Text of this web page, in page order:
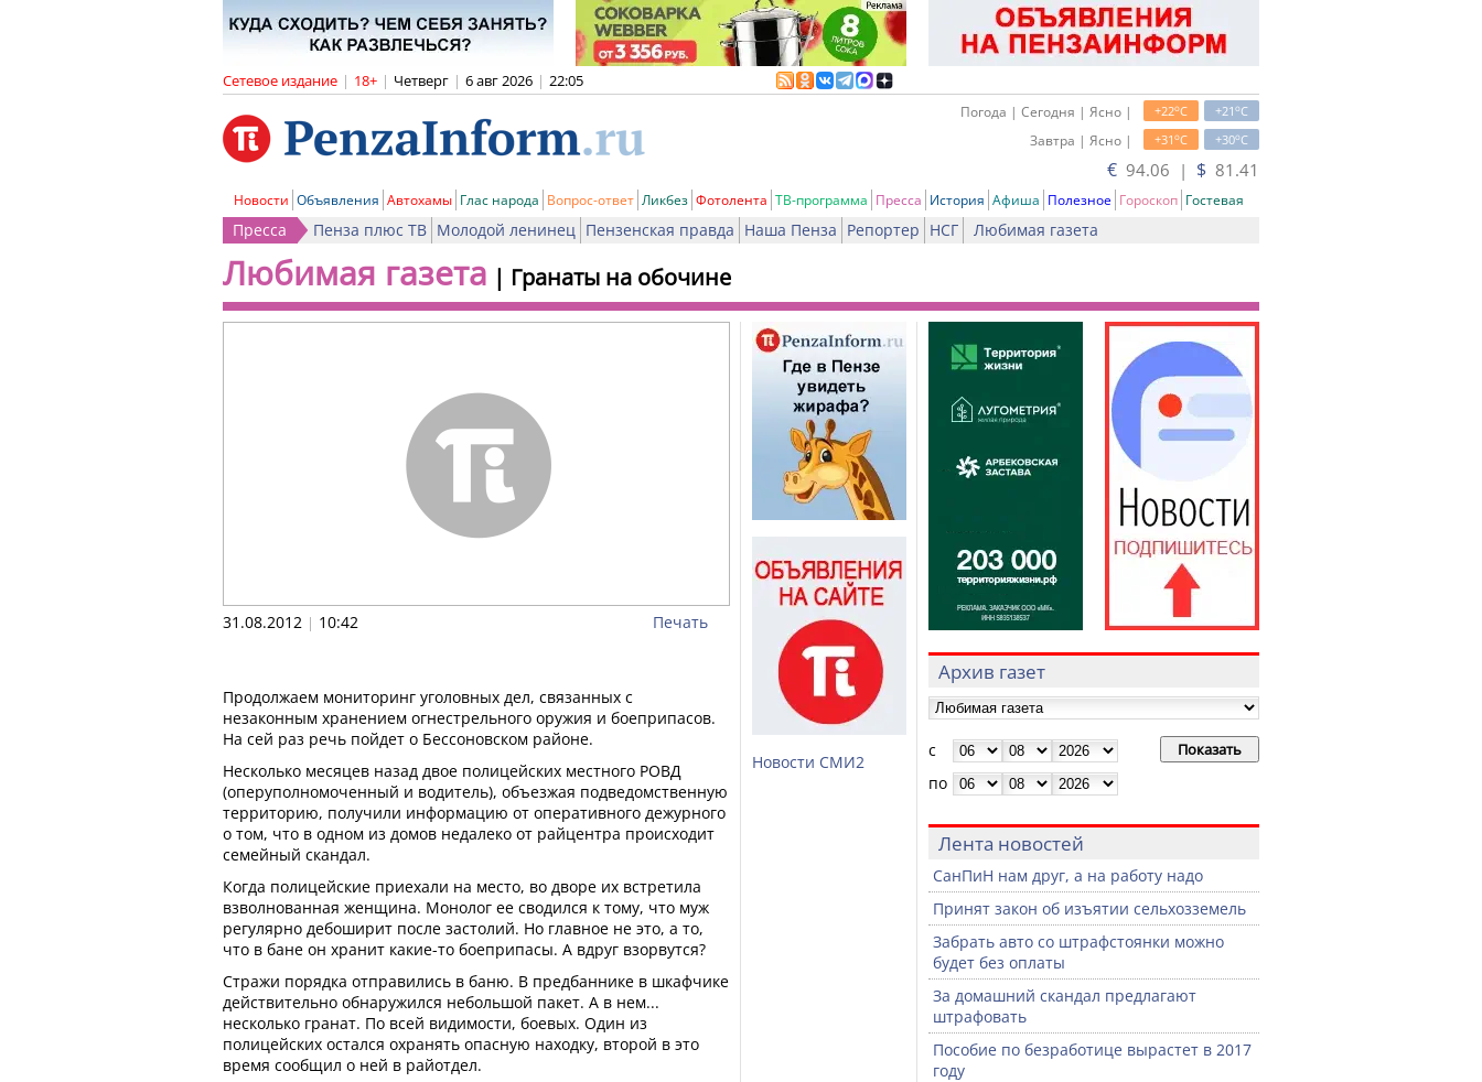
Сетевое издание | 18+ | Четверг | 6 авг 2026 | 22:05
+21oC
+22oC
Погода | Сегодня | Ясно |
+30oC
+31oC
Завтра | Ясно |
€ 94.06 | $ 81.41
Новости Объявления Автохамы Глас народа Вопрос-ответ Ликбез Фотолента ТВ-программа Пресса История Афиша Полезное Гороскоп Гостевая
Пресса Пенза плюс ТВ Молодой ленинец Пензенская правда Наша Пенза Репортер НСГ Любимая газета
Любимая газета | Гранаты на обочине
31.08.2012 | 10:42 Печать
Продолжаем мониторинг уголовных дел, связанных с
незаконным хранением огнестрельного оружия и боеприпасов.
На сей раз речь пойдет о Бессоновском районе.
Несколько месяцев назад двое полицейских местного РОВД
(оперуполномоченный и водитель), объезжая подведомственную
территорию, получили информацию от оперативного дежурного
о том, что в одном из домов недалеко от райцентра происходит
семейный скандал.
Когда полицейские приехали на место, во дворе их встретила
взволнованная женщина. Монолог ее сводился к тому, что муж
регулярно дебоширит после застолий. Но главное не это, а то,
что в бане он хранит какие-то боеприпасы. А вдруг взорвутся?
Стражи порядка отправились в баню. В предбаннике в шкафчике
действительно обнаружился небольшой пакет. А в нем...
несколько гранат. По всей видимости, боевых. Один из
полицейских остался охранять опасную находку, второй в это
время сообщил о ней в райотдел.
Новости СМИ2
Архив газет
с
по
Лента новостей
СанПиН нам друг, а на работу надо
Принят закон об изъятии сельхозземель
Забрать авто со штрафстоянки можно
будет без оплаты
За домашний скандал предлагают
штрафовать
Пособие по безработице вырастет в 2017
году